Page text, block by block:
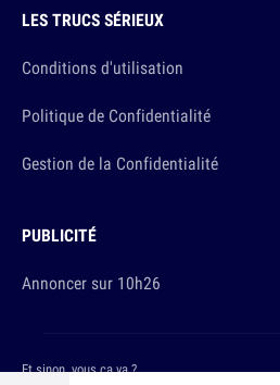
LES TRUCS SÉRIEUX
Conditions d'utilisation
Politique de Confidentialité
Gestion de la Confidentialité
PUBLICITÉ
Annoncer sur 10h26
Et sinon, vous ça va ?